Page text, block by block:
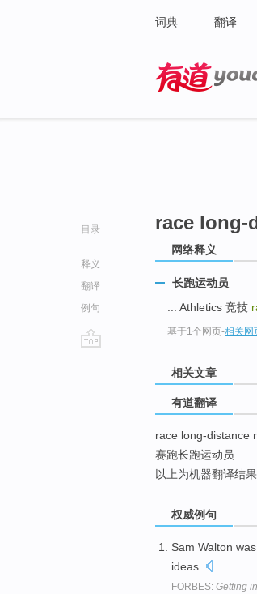
词典 翻译
目录
释义
翻译
例句
race long-
网络释义
长跑运动员
... Athletics 竞技
基于1个网页-相关网
相关文章
有道翻译
race long-distance
赛跑长跑运动员
以上为机器翻译结
权威例句
Sam Walton
ideas.
FORBES: Getting